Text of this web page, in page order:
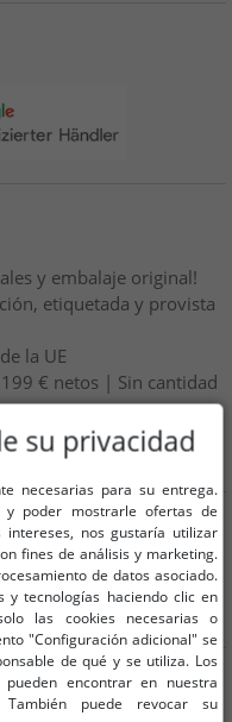
y embalaje original!
etiquetada y provista
la UE
€ netos | Sin cantidad
EN
su privacidad
necesarias para su entrega.
poder mostrarle ofertas de
nos gustaría utilizar
fines de análisis y marketing.
de datos asociado.
y tecnologías haciendo clic en
las cookies necesarias o
"Configuración adicional" se
de qué y se utiliza. Los
encontrar en nuestra
puede revocar su